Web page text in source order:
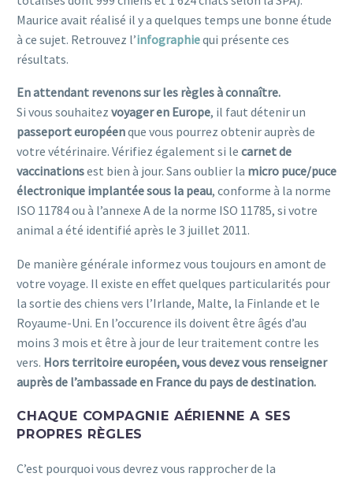
Maurice avait réalisé il y a quelques temps une bonne étude
à ce sujet. Retrouvez l’infographiequi présente ces
résultats.
En attendant revenons sur les règles à connaître.
Si vous souhaitez voyager en Europe, il faut détenir un
passeport européenque vous pourrez obtenir auprès de
votre vétérinaire. Vérifiez également si le carnet de
vaccinationsest bien à jour. Sans oublier la micro puce/puce
électronique implantée sous la peau, conforme à la norme
ISO 11784 ou à l’annexe A de la norme ISO 11785, si votre
animal a été identifié après le 3 juillet 2011.
De manière générale informez vous toujours en amont de
votre voyage. Il existe en effet quelques particularités pour
la sortie des chiens vers l’Irlande, Malte, la Finlande et le
Royaume-Uni. En l’occurence ils doivent être âgés d’au
moins 3 mois et être à jour de leur traitement contre les
vers. Hors territoire européen, vous devez vous renseigner
auprès de l’ambassade en France du pays de destination.
CHAQUE COMPAGNIE AÉRIENNE A SES
PROPRES RÈGLES
C’est pourquoi vous devrez vous rapprocher de la